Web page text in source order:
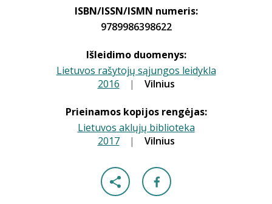
ISBN/ISSN/ISMN numeris:
9789986398622
Išleidimo duomenys:
Lietuvos rašytojų sąjungos leidykla
2016 | Vilnius
Prieinamos kopijos rengėjas:
Lietuvos aklųjų biblioteka
2017 | Vilnius